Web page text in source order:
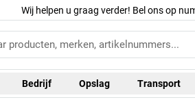
Wij helpen u graag verder! Bel ons op
Bedrijf Opslag Transport